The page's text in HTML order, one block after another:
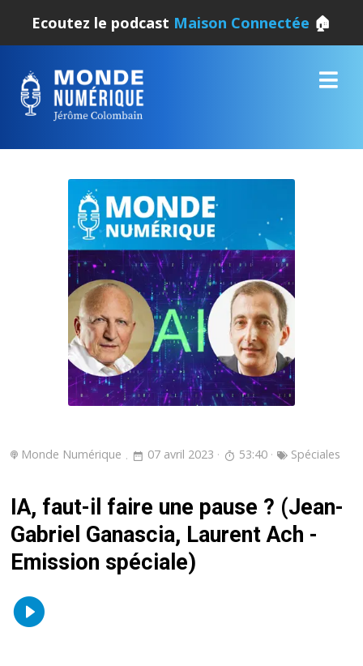
Ecoutez le podcast Maison Connectée 🏠
Monde Numérique 07 avril 2023 53:40 Spéciales
IA, faut-il faire une pause ? (Jean-
Gabriel Ganascia, Laurent Ach -
Emission spéciale)